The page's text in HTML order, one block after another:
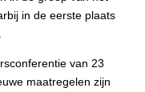
in de eerste plaats
van 23
maatregelen zijn